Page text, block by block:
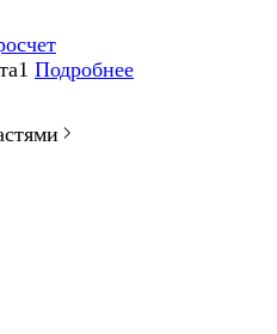
Подробнее